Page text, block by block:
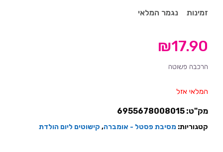
זמינות נגמר המלאי
₪17.90
הרכבה פשוטה
המלאי אזל
מק"ט: 6955678008015
קטגוריות: מסיבת פסטל - אומברה, קישוטים ליום הולדת